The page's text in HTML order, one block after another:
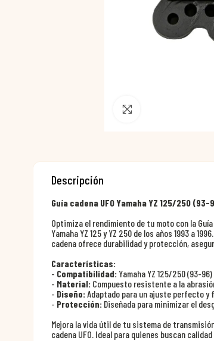
Descripción
Guía cadena UFO Yamaha YZ 125/250 (93-
Optimiza el rendimiento de tu moto con la
Yamaha YZ 125 y YZ 250 de los años 1993 a
cadena ofrece durabilidad y protección,
Características:
- Compatibilidad: Yamaha YZ 125/250 (93-96)
- Material: Compuesto resistente a la
- Diseño:Adaptado para un ajuste perfecto
- Protección: Diseñada para minimizar el
Mejora la vida útil de tu sistema de
cadena UFO. Ideal para quienes buscan